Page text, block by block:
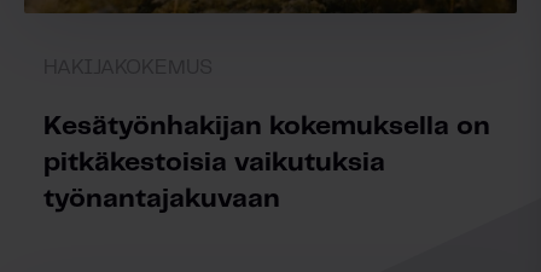
Kesätyönhakijan kokemuksella on
pitkäkestoisia vaikutuksia
työnantajakuvaan